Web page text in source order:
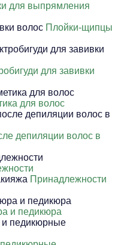
для выпрямления
Плойки-щипцы
для завивки
для волос
депиляции волос в
Принадлежности
и педикюра